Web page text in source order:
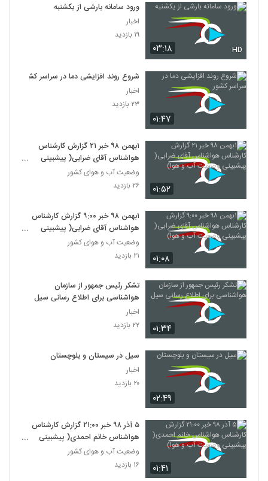
۰۳:۱۸ HD
ورود سامانه بارشی از یکشنبه
اخبار
۱۹ بازدید
۰۱:۴۷
شروع روند افزایشی دما در سراسر کشور
اخبار
۲۳ بازدید
۰۱:۵۲
۱بهمن ۹۸ خبر ۲۱ گزارش کارشناس
هواشناس آقای ضرابی( پیشبینی
وضعیت آب و هوا)
وضعیت آب و هوای کشور
۲۶ بازدید
۰۱:۰۸
۱بهمن ۹۸ خبر ۹:۰۰ گزارش کارشناس
هواشناس آقای ضرابی( پیشبینی
وضعیت آب و هوا)
وضعیت آب و هوای کشور
۲۱ بازدید
۰۱:۳۴
تشکر رئیس‌ جمهور از سازمان
هواشناسی برای اطلاع‌ رسانی سیل
اخبار
۲۲ بازدید
۰۲:۴۹
سیل در سیستان و بلوچستان
اخبار
۲۰ بازدید
۰۱:۴۱
۵ آذر ۹۸ خبر ۲۱‍:۰۰ گزارش کارشناس
هواشناس خانم احمدی( پیشبینی
وضعیت آب و هوا)
وضعیت آب و هوای کشور
۱۶ بازدید